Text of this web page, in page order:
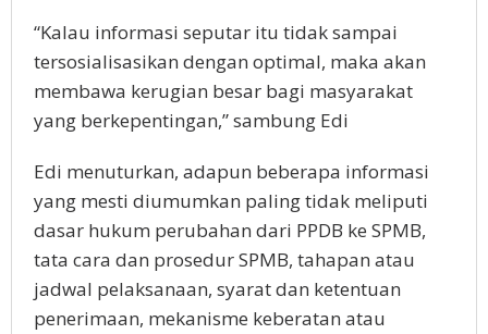
“Kalau informasi seputar itu tidak sampai
tersosialisasikan dengan optimal, maka akan
membawa kerugian besar bagi masyarakat
yang berkepentingan,” sambung Edi
Edi menuturkan, adapun beberapa informasi
yang mesti diumumkan paling tidak meliputi
dasar hukum perubahan dari PPDB ke SPMB,
tata cara dan prosedur SPMB, tahapan atau
jadwal pelaksanaan, syarat dan ketentuan
penerimaan, mekanisme keberatan atau